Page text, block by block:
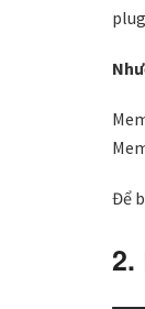
Để
2.